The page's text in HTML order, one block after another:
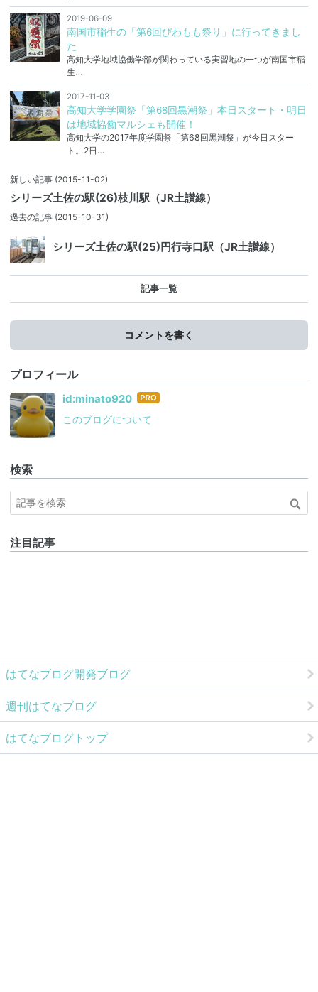
2019-06-09
南国市稲生の「第6回びわもも祭り」に行ってきまし
た
高知大学地域協働学部が関わっている実習地の一つが南国市稲
生…
2017-11-03
高知大学学園祭「第68回黒潮祭」本日スタート・明日
は地域協働マルシェも開催！
高知大学の2017年度学園祭「第68回黒潮祭」が今日スター
ト。2日…
新しい記事 (2015-11-02)
シリーズ土佐の駅(26)枝川駅（JR土讃線）
過去の記事 (2015-10-31)
シリーズ土佐の駅(25)円行寺口駅（JR土讃線）
記事一覧
コメントを書く
プロフィール
id:minato920 はて
ログ
このブログについて
検索
注目記事
はてなブログ開発ブログ
週刊はてなブログ
はてなブログトップ